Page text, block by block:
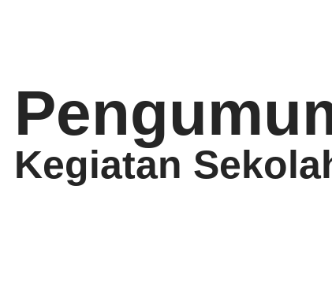
Kegiatan